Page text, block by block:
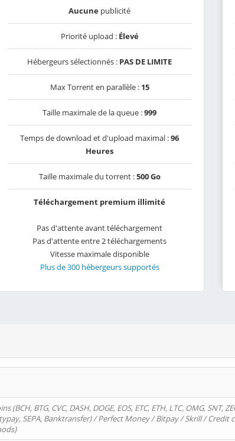
Aucune publicité
Priorité upload : Élevé
Hébergeurs sélectionnés : PAS DE LIMITE
Max Torrent en parallèle : 15
Taille maximale de la queue :999
Temps de download et d'upload maximal :96
Heures
Taille maximale du torrent :500 Go
Téléchargement premium illimité
Pas d'attente avant téléchargement
Pas d'attente entre 2 téléchargements
Vitesse maximale disponible
Plus de 300 hébergeurs supportés
BTG, CVC, DASH, DOGE, EOS, ETC, ETH, LTC, OMG, SNT,
SEPA, Banktransfer) / Perfect Money / Bitpay / Skrill / Credit